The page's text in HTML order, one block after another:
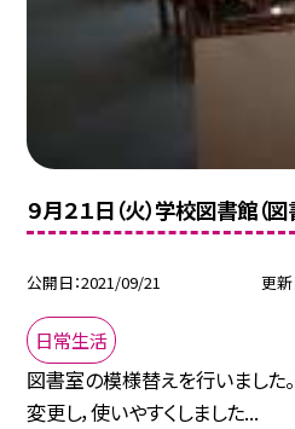
９月２１日（火）学校図書館（
公開日 2021/09/21 更
日常生活
図書室の模様替えを行いました
変更し，使いやすくしました...